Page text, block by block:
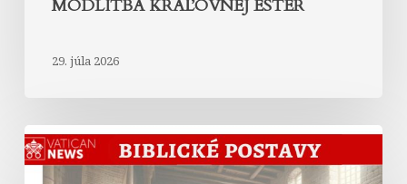
MODLITBA KRÁĽOVNEJ ESTER
29. júla 2026
Abrahám
v